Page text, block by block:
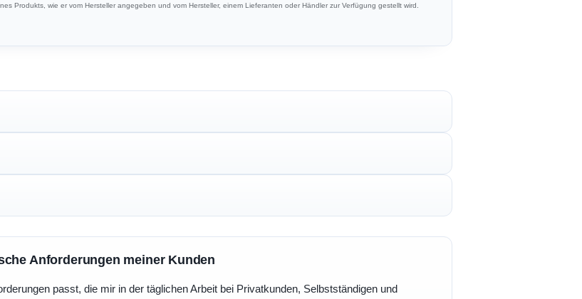
Produkts, wie er vom Hersteller angegeben und vom Hersteller, einem Lieferanten oder Händler zur Verfügung gestellt wird.
Anforderungen meiner Kunden
passt, die mir in der täglichen Arbeit bei Privatkunden, Selbstständigen und